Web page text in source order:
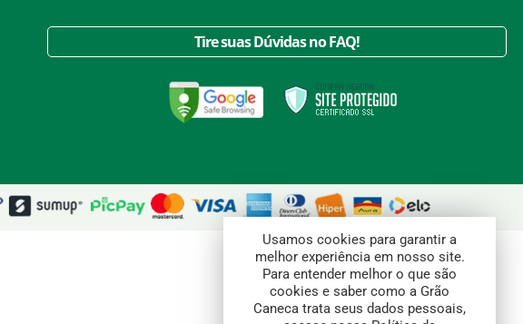
Tire suas Dúvidas no FAQ!
Usamos cookies para garantir a
melhor experiência em nosso site.
Para entender melhor o que são
cookies e saber como a Grão
Caneca trata seus dados pessoais,